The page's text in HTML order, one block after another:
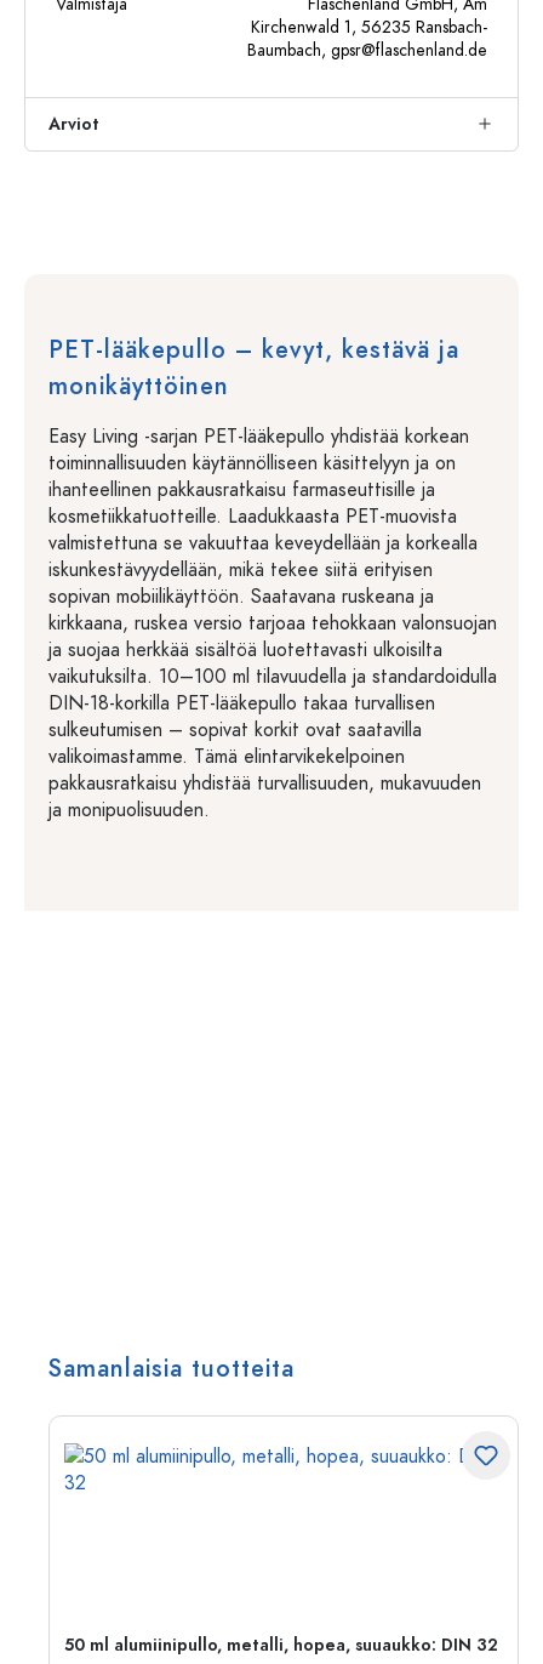
Kirchenwald 1, 56235 Ransbach-
Baumbach, gpsr@flaschenland.de
Arviot
PET-lääkepullo – kevyt, kestävä ja
monikäyttöinen
Easy Living -sarjan PET-lääkepullo yhdistää korkean
toiminnallisuuden käytännölliseen käsittelyyn ja on
ihanteellinen pakkausratkaisu farmaseuttisille ja
kosmetiikkatuotteille. Laadukkaasta PET-muovista
valmistettuna se vakuuttaa keveydellään ja korkealla
iskunkestävyydellään, mikä tekee siitä erityisen
sopivan mobiilikäyttöön. Saatavana ruskeana ja
kirkkaana, ruskea versio tarjoaa tehokkaan valonsuojan
ja suojaa herkkää sisältöä luotettavasti ulkoisilta
vaikutuksilta. 10–100 ml tilavuudella ja standardoidulla
DIN-18-korkilla PET-lääkepullo takaa turvallisen
sulkeutumisen – sopivat korkit ovat saatavilla
valikoimastamme. Tämä elintarvikekelpoinen
pakkausratkaisu yhdistää turvallisuuden, mukavuuden
ja monipuolisuuden.
Samanlaisia tuotteita
50 ml alumiinipullo, metalli, hopea, suuaukko: DIN 32